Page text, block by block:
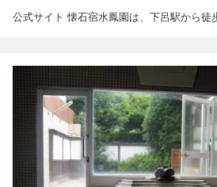
公式サイト 懐石宿水鳳園は、下呂駅から